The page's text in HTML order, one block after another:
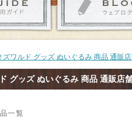
ズワルド グッズ ぬいぐるみ 商品 通販
グッズ ぬいぐるみ 商品 通販店
一覧